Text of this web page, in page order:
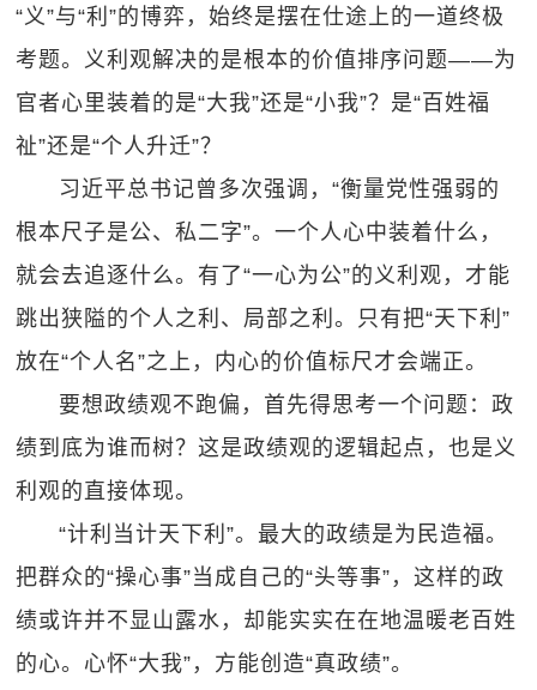
“义”与“利”的博弈，始终是摆在仕途上的一道终极
考题。义利观解决的是根本的价值排序问题——为
官者心里装着的是“大我”还是“小我”？是“百姓福
祉”还是“个人升迁”？
习近平总书记曾多次强调，“衡量党性强弱的
根本尺子是公、私二字”。一个人心中装着什么，
就会去追逐什么。有了“一心为公”的义利观，才能
跳出狭隘的个人之利、局部之利。只有把“天下利”
放在“个人名”之上，内心的价值标尺才会端正。
要想政绩观不跑偏，首先得思考一个问题：政
绩到底为谁而树？这是政绩观的逻辑起点，也是义
利观的直接体现。
“计利当计天下利”。最大的政绩是为民造福。
把群众的“操心事”当成自己的“头等事”，这样的政
绩或许并不显山露水，却能实实在在地温暖老百姓
的心。心怀“大我”，方能创造“真政绩”。